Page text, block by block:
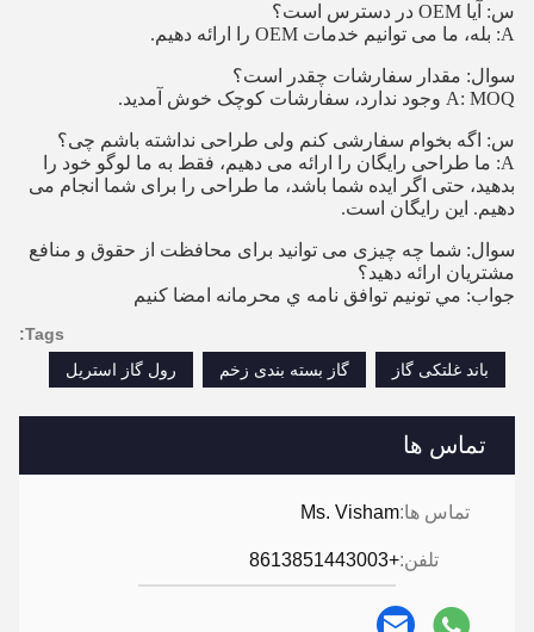
تماس ها
تماس ها:Ms. Visham
تلفن:+8613851443003
س: آیا OEM در دسترس است؟
A: بله، ما می توانیم خدمات OEM را ارائه دهیم.
سوال: مقدار سفارشات چقدر است؟
A: MOQ وجود ندارد، سفارشات کوچک خوش آمدید.
س: اگه بخوام سفارشی کنم ولی طراحی نداشته باشم چی؟
A: ما طراحی رایگان را ارائه می دهیم، فقط به ما لوگو خود را
بدهید، حتی اگر ایده شما باشد، ما طراحی را برای شما انجام می
دهیم. این رایگان است.
سوال: شما چه چیزی می توانید برای محافظت از حقوق و منافع
مشتریان ارائه دهید؟
جواب: مي تونيم توافق نامه ي محرمانه امضا کنيم
Tags:
باند غلتکی گاز
گاز بسته بندی زخم رول گاز استریل